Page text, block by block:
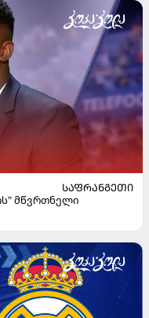
ᲡᲐᲤᲠᲐᲜᲒᲔᲗᲘ
მწვრთნელი